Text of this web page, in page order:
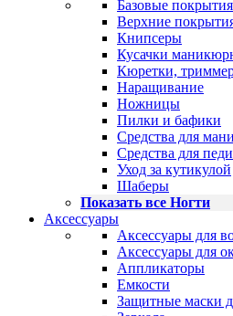
Базовые покрытия
Верхние
Книпсеры
Кусачки
Кюретки,
Наращивание
Ножницы
Пилки и бафики
Средства для
Средства для
Уход за кутикулой
Шаберы
Показать все Ногти
Аксессуары
Аксессуары для
Аксессуары для
Аппликаторы
Емкости
Защитные маски